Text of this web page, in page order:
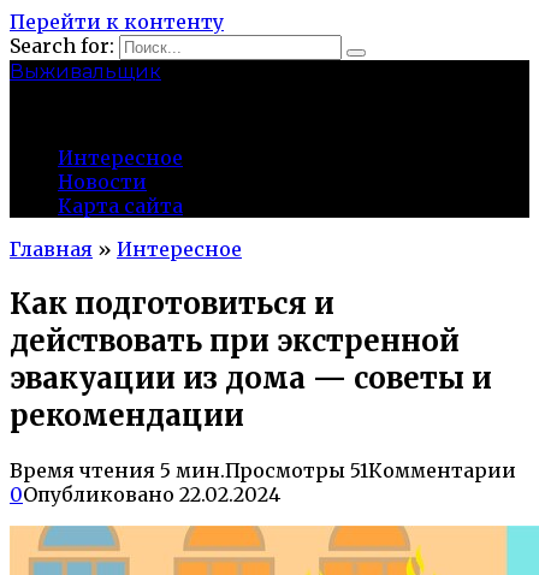
Перейти к контенту
Search for:
Выживальщик
Интересное
Новости
Карта сайта
Главная » Интересное
Как подготовиться и
действовать при экстренной
эвакуации из дома — советы и
рекомендации
Время чтения 5 мин.Просмотры 51Комментарии
0Опубликовано 22.02.2024